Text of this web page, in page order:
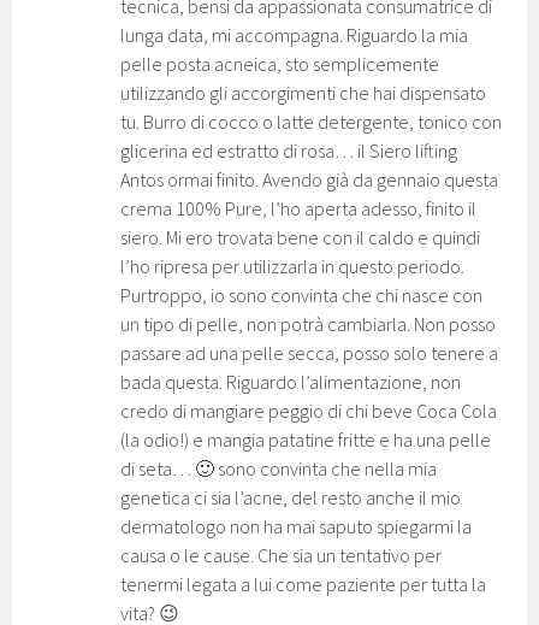
tecnica, bensì da appassionata consumatrice di
lunga data, mi accompagna. Riguardo la mia
pelle posta acneica, sto semplicemente
utilizzando gli accorgimenti che hai dispensato
tu. Burro di cocco o latte detergente, tonico con
glicerina ed estratto di rosa… il Siero lifting
Antos ormai finito. Avendo già da gennaio questa
crema 100% Pure, l’ho aperta adesso, finito il
siero. Mi ero trovata bene con il caldo e quindi
l’ho ripresa per utilizzarla in questo periodo.
Purtroppo, io sono convinta che chi nasce con
un tipo di pelle, non potrà cambiarla. Non posso
passare ad una pelle secca, posso solo tenere a
bada questa. Riguardo l’alimentazione, non
credo di mangiare peggio di chi beve Coca Cola
(la odio!) e mangia patatine fritte e ha una pelle
di seta… 🙂 sono convinta che nella mia
genetica ci sia l’acne, del resto anche il mio
dermatologo non ha mai saputo spiegarmi la
causa o le cause. Che sia un tentativo per
tenermi legata a lui come paziente per tutta la
vita? 😉